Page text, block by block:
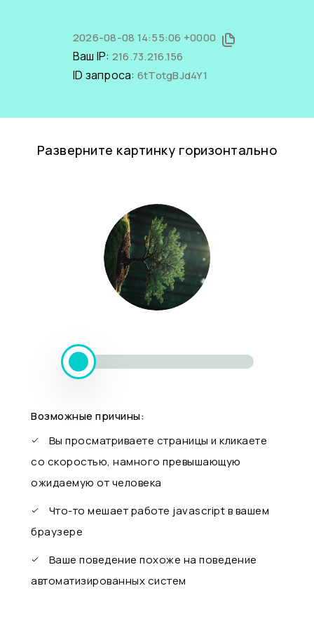
2026-08-08 14:55:06 +0000
Ваш IP: 216.73.216.156
ID запроса: 6tTotgBJd4Y1
Разверните картинку горизонтально
Возможные причины:
Вы просматриваете страницы и кликаете
со скоростью, намного превышающую
ожидаемую от человека
Что-то мешает работе javascript в вашем
браузере
Ваше поведение похоже на поведение
автоматизированных систем